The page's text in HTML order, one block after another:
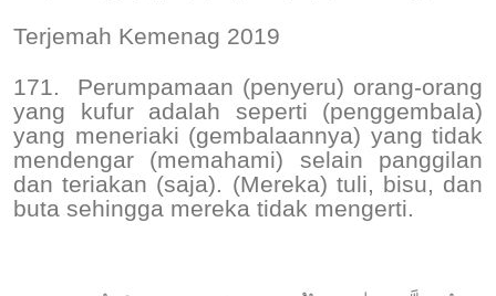
Terjemah Kemenag 2019
171.
Perumpamaan (penyeru) orang-orang
yang kufur adalah seperti (penggembala)
yang meneriaki (gembalaannya) yang tidak
mendengar (memahami) selain panggilan
dan teriakan (saja). (Mereka) tuli, bisu, dan
buta sehingga mereka tidak mengerti.